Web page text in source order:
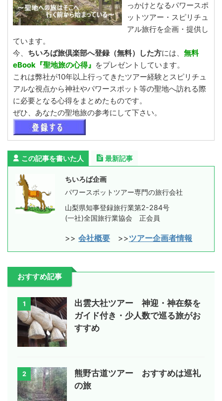
っかけとなるパワースポ
ットツアー・スピリチュ
アル旅行を企画・提供し
ています。
今、 ちいろば旅倶楽部へ登録（無料）した方には、 無料
eBook『聖地旅の心得』 をプレゼントしています。
これは弊社が10年以上行ってきたツアー経験とスピリチュ
アルな視点から神社やパワースポット等の聖地へ訪れる際
に必要となる心得をまとめたものです。
ぜひ、あなたの聖地旅の参考にして下さい。
この記事を書いた人 最新記事
ちいろば企画
パワースポットツアー専門の旅行会社
山梨県知事登録旅行業第2-284号
(一社)全国旅行業協会 正会員
>> 会社概要 >>ツアー企画者情報
おすすめ記事
1
出雲大社ツアー 神迎・神在祭を
ガイド付き・少人数で巡る旅がお
すすめ
2
熊野古道ツアー おすすめは巡礼
の旅